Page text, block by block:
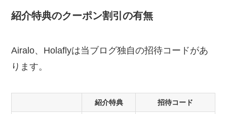
紹介特典のクーポン割引の有無
Airalo、Holaflyは当ブログ独自の招待コードがあ
ります。
紹介特典 招待コード